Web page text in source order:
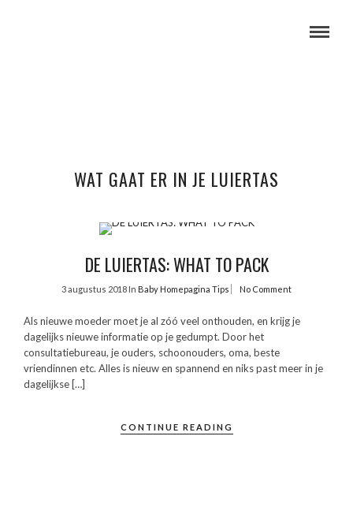
WAT GAAT ER IN JE LUIERTAS
DE LUIERTAS: WHAT TO PACK
3 augustus 2018 In Baby Homepagina Tips No Comment
Als nieuwe moeder moet je al zóó veel onthouden, en krijg je
dagelijks nieuwe informatie op je gedumpt. Door het
consultatiebureau, je ouders, schoonouders, oma, beste
vriendinnen etc. Alles is nieuw en spannend en niks past meer in je
dagelijkse […]
CONTINUE READING